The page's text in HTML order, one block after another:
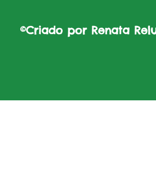
©Criado por Renata